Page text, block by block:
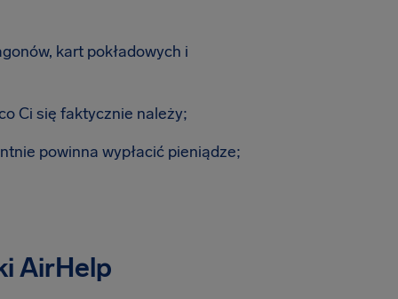
kart pokładowych i
Ci się faktycznie należy;
powinna wypłacić pieniądze;
AirHelp